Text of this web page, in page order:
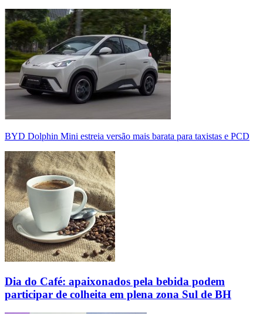
BYD Dolphin Mini estreia versão mais barata para taxistas e PCD
Dia do Café: apaixonados pela bebida podem
participar de colheita em plena zona Sul de BH